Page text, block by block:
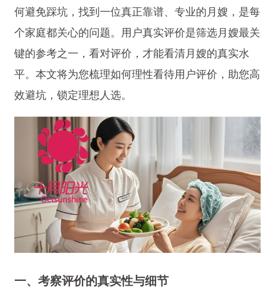
何避免踩坑，找到一位真正靠谱、专业的月嫂，是每
个家庭都关心的问题。用户真实评价是筛选月嫂最关
键的参考之一，看对评价，才能看清月嫂的真实水
平。本文将为您梳理如何理性看待用户评价，助您高
效避坑，锁定理想人选。
一、考察评价的真实性与细节